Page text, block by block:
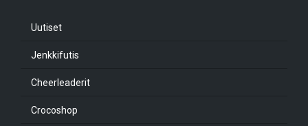
Uutiset
Jenkkifutis
Cheerleaderit
Crocoshop